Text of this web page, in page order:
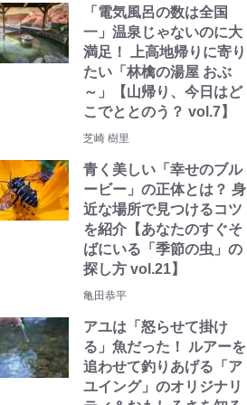
「電気風呂の数は全国
一」温泉じゃないのに大
満足！ 上高地帰りに寄り
たい「林檎の湯屋 おぶ
～」【山帰り、今日はど
こでととのう？ vol.7】
芝崎 樹里
青く美しい「幸せのブル
ービー」の正体とは？ 身
近な場所で見つけるコツ
を紹介【あなたのすぐそ
ばにいる「季節の虫」の
探し方 vol.21】
亀田恭平
アユは「怒らせて掛け
る」魚だった！ ルアーを
追わせて釣りあげる「ア
ユイング」のオリジナリ